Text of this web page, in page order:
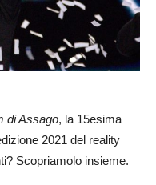
di Assago, la 15esima
2021 del reality
Scopriamolo insieme.